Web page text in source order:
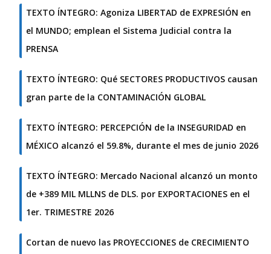
TEXTO ÍNTEGRO: Agoniza LIBERTAD de EXPRESIÓN en
el MUNDO; emplean el Sistema Judicial contra la
PRENSA
TEXTO ÍNTEGRO: Qué SECTORES PRODUCTIVOS causan
gran parte de la CONTAMINACIÓN GLOBAL
TEXTO ÍNTEGRO: PERCEPCIÓN de la INSEGURIDAD en
MÉXICO alcanzó el 59.8%, durante el mes de junio 2026
TEXTO ÍNTEGRO: Mercado Nacional alcanzó un monto
de +389 MIL MLLNS de DLS. por EXPORTACIONES en el
1er. TRIMESTRE 2026
Cortan de nuevo las PROYECCIONES de CRECIMIENTO